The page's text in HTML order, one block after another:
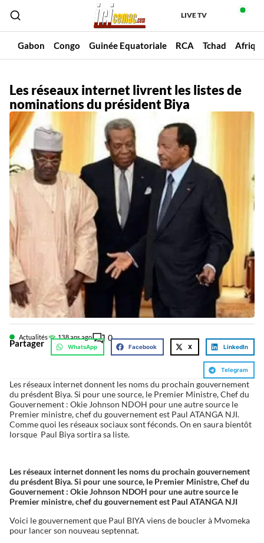
LIVE TV
Gabon Congo Guinée Equatoriale RCA Tchad
Les réseaux internet livrent les listes de
nominations du président Biya
Actualités 138 ans ago 0
Partager WhatsApp Facebook X LinkedIn
Telegram
Les réseaux internet donnent les noms du prochain gouvernement
du présdent Biya. Si pour une source, le Premier Ministre, Chef du
Gouvernement : Okie Johnson NDOH pour une autre source le
Premier ministre, chef du gouvernement est Paul ATANGA NJI.
Comme quoi les réseaux sociaux sont féconds. On en saura bientôt
lorsque Paul Biya sortira sa liste.
Les réseaux internet donnent les noms du prochain gouvernement
du présdent Biya. Si pour une source, le Premier Ministre, Chef du
Gouvernement : Okie Johnson NDOH pour une autre source le
Premier ministre, chef du gouvernement est Paul ATANGA NJI
Voici le gouvernement que Paul BIYA viens de boucler à Mvomeka
pour lancer son nouveau septennat.